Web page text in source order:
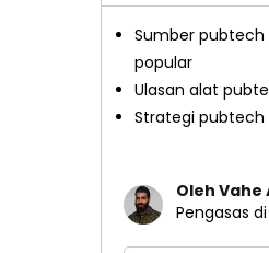
Sumber pubtech
popular
Ulasan alat
Strategi pubtech
Oleh Vahe
Pengasas di